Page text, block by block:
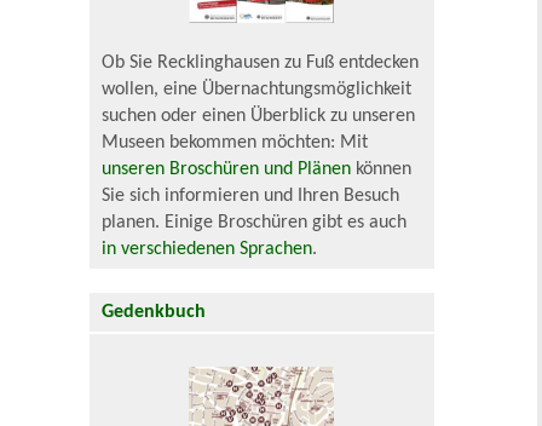
Ob Sie Recklinghausen zu Fuß entdecken
wollen, eine Übernachtungsmöglichkeit
suchen oder einen Überblick zu unseren
Museen bekommen möchten: Mit
unseren Broschüren und Plänen können
Sie sich informieren und Ihren Besuch
planen. Einige Broschüren gibt es auch
in verschiedenen Sprachen.
Gedenkbuch